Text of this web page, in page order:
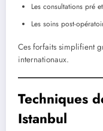
Les consultations pré
Les soins post-
Ces forfaits simplifient
internationaux.
Techniques
Istanbul